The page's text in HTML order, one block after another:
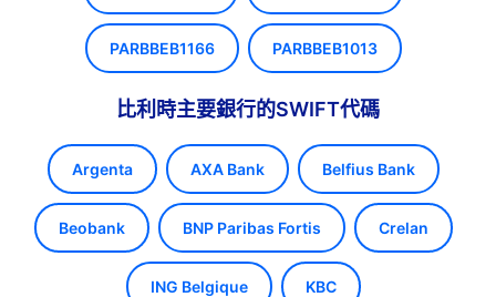
PARBBEB1166 PARBBEB1013
比利時主要銀行的SWIFT代碼
Argenta AXA Bank Belfius Bank
Beobank BNP Paribas Fortis Crelan
ING Belgique KBC